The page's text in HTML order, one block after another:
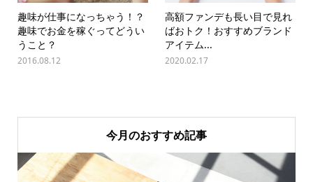
趣味が仕事になっちゃう！？
趣味でお金を稼ぐってどうい
うこと？
2016.08.12
高額ファンデも長い目で見れ
ばおトク！おすすめブランド
アイテム...
2020.02.17
今月のおすすめ記事